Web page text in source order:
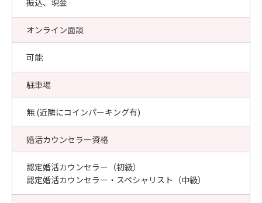
振込、現金
オンライン面談
可能
駐車場
無 (近隣にコインパーキング有)
婚活カウンセラー資格
認定婚活カウンセラー（初級）
認定婚活カウンセラー・スペシャリスト（中級）